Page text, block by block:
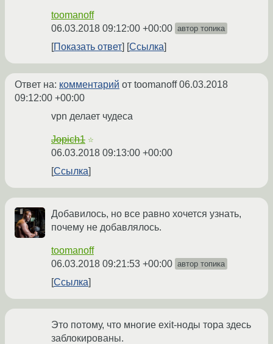
toomanoff
06.03.2018 09:12:00 +00:00 автор топика
Показать ответ Ссылка
Ответ на: комментарий от toomanoff06.03.2018
09:12:00 +00:00
vpn делает чудеса
Jopich1 ☆
06.03.2018 09:13:00 +00:00
Ссылка
Добавилось, но все равно хочется узнать,
почему не добавлялось.
toomanoff
06.03.2018 09:21:53 +00:00 автор топика
Ссылка
Это потому, что многие exit-ноды тора здесь
заблокированы.